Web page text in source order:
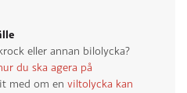
eller annan bilolycka?
du ska agera på
med om en viltolycka kan